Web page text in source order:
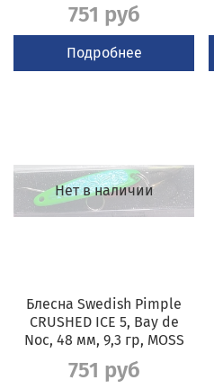
751 руб
Подробнее
Нет в наличии
Блесна Swedish Pimple
CRUSHED ICE 5, Bay de
Noc, 48 мм, 9,3 гр, MOSS
751 руб